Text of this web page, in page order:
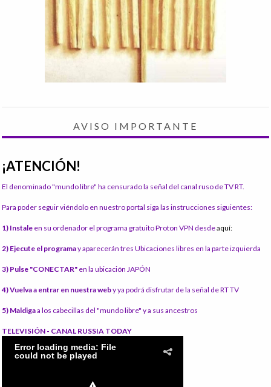
AVISO IMPORTANTE
¡ATENCIÓN!
El denominado "mundo libre" ha censurado la señal del canal ruso de TV RT.
Para poder seguir viéndolo en nuestro portal siga las instrucciones siguientes:
1) Instale en su ordenador el programa gratuito Proton VPN desdeaquí:
2) Ejecute el programay aparecerán tres Ubicaciones libres en la parte izquierda
3) Pulse "CONECTAR" en la ubicación JAPÓN
4) Vuelva a entrar en nuestra weby ya podrá disfrutar de la señal de RT TV
5) Maldigaa los cabecillas del "mundo libre" y a sus ancestros
TELEVISIÓN - CANAL RUSSIA TODAY